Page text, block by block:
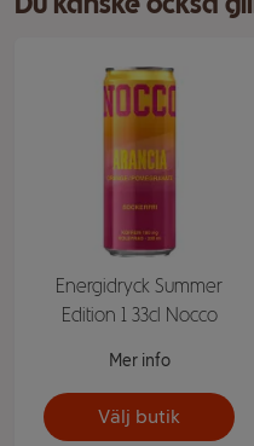
Energidryck Summer
Edition 1 33cl Nocco
Mer info
Välj butik